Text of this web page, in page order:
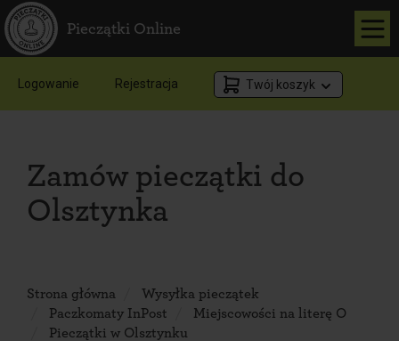
Pieczątki Online
Logowanie Rejestracja Twój koszyk
Zamów pieczątki do
Olsztynka
Strona główna
Wysyłka pieczątek
Paczkomaty InPost
Miejscowości na literę O
Pieczątki w Olsztynku